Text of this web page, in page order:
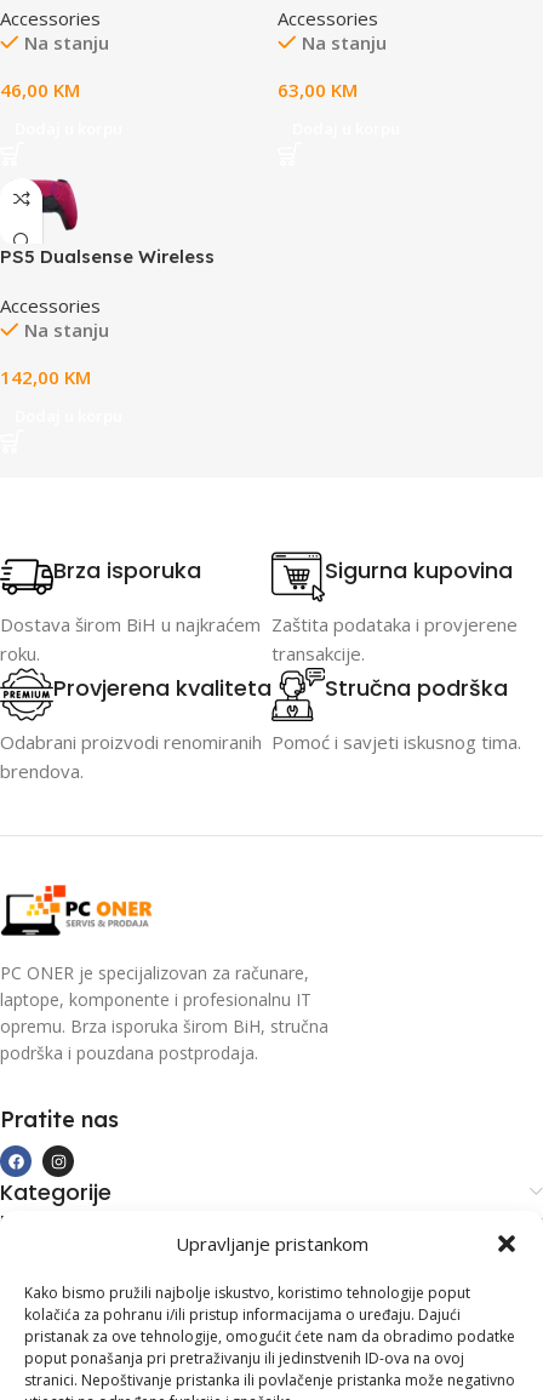
Upravljanje pristankom
Kako bismo pružili najbolje iskustvo, koristimo tehnologije poput
kolačića za pohranu i/ili pristup informacijama o uređaju. Dajući
pristanak za ove tehnologije, omogućit ćete nam da obradimo podatke
poput ponašanja pri pretraživanju ili jedinstvenih ID-ova na ovoj
stranici. Nepoštivanje pristanka ili povlačenje pristanka može negativno
Accessories
Na stanju
46,00 KM
Stop Power, Works with
Tapo battery-powered
C420, and Tapo C400), 4m
Accessories
Na stanju
63,00 KM
PS5 Dualsense Wireless
Accessories
Na stanju
142,00 KM
Brza isporuka
Dostava širom BiH u najkraćem
roku.
Sigurna kupovina
Zaštita podataka i provjerene
transakcije.
Provjerena kvaliteta
Odabrani proizvodi renomiranih
brendova.
Stručna podrška
Pomoć i savjeti iskusnog tima.
PC ONER je specijalizovan za računare,
laptope, komponente i profesionalnu IT
opremu. Brza isporuka širom BiH, stručna
podrška i pouzdana postprodaja.
Pratite nas
Kategorije
Kupovina i podrška
Kontakt informacije
Branilaca Bosne, 75 300 Lukavac
+387 35 555 999